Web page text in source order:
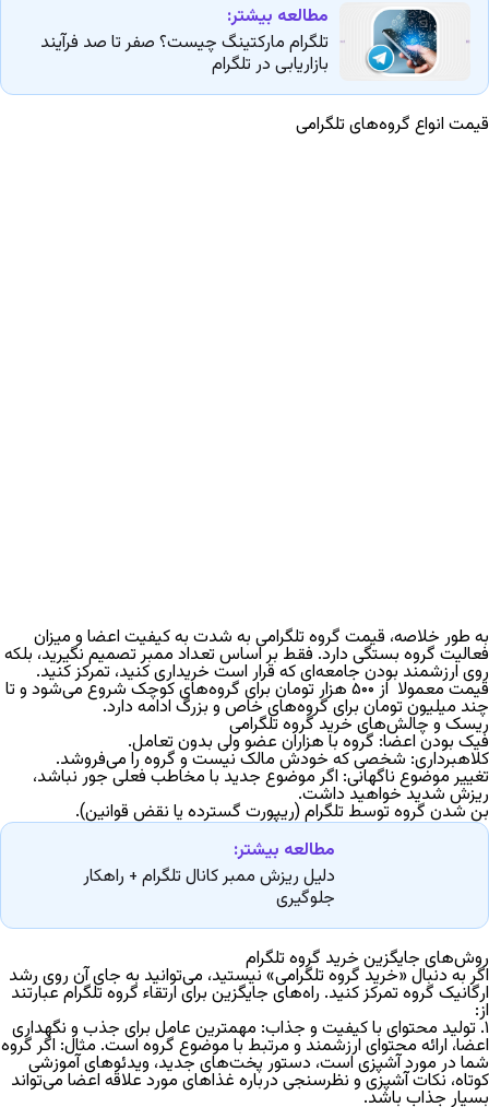
مطالعه بیشتر:
تلگرام مارکتینگ چیست؟ صفر تا صد فرآیند
بازاریابی در تلگرام
قیمت انواع گروه‌های تلگرامی
به طور خلاصه، قیمت گروه تلگرامی به شدت به کیفیت اعضا و میزان
فعالیت گروه بستگی دارد. فقط بر اساس تعداد ممبر تصمیم نگیرید، بلکه
روی ارزشمند بودن جامعه‌ای که قرار است خریداری کنید، تمرکز کنید.
قیمت معمولا از ۵۰۰ هزار تومان برای گروه‌های کوچک شروع می‌شود و تا
چند میلیون تومان برای گروه‌های خاص و بزرگ ادامه دارد.
ریسک‌ و چالش‌های خرید گروه تلگرامی
فیک بودن اعضا: گروه با هزاران عضو ولی بدون تعامل.
کلاهبرداری: شخصی که خودش مالک نیست و گروه را می‌فروشد.
تغییر موضوع ناگهانی: اگر موضوع جدید با مخاطب فعلی جور نباشد،
ریزش شدید خواهید داشت.
بن شدن گروه توسط تلگرام(ریپورت گسترده یا نقض قوانین).
مطالعه بیشتر:
دلیل ریزش ممبر کانال تلگرام + راهکار
جلوگیری
روش‌های جایگزین خرید گروه تلگرام
اگر به دنبال «خرید گروه تلگرامی» نیستید، می‌توانید به جای آن روی رشد
ارگانیک گروه تمرکز کنید. راه‌های جایگزین برای ارتقاء گروه تلگرامعبارتند
از:
۱. تولید محتوای با کیفیت و جذاب: مهمترین عامل برای جذب و نگهداری
اعضا، ارائه محتوای ارزشمند و مرتبط با موضوع گروه است. مثال: اگر گروه
شما در مورد آشپزی است، دستور پخت‌های جدید، ویدئوهای آموزشی
کوتاه، نکات آشپزی و نظرسنجی درباره غذاهای مورد علاقه اعضا می‌تواند
بسیار جذاب باشد.